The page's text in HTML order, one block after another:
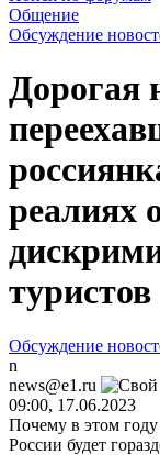
Общение
Обсуждение
Дорогая
реалиях
туристов
Обсуждение
n
news@e1.ru
09:00, 17.06.2023
Почему в этом
России будет